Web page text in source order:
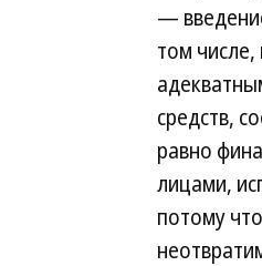
—
том
средств,
равно
лицами,
потому